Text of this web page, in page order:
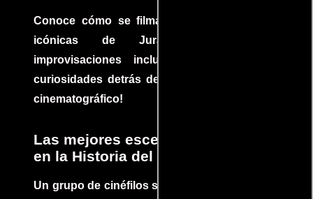
Conoce cómo se filmaron algunas escenas
icónicas de Jurassic Park, con
improvisaciones incluidas. ¡Descubre las
curiosidades detrás del rodaje de un clásico
cinematográfico!
Las mejores escenas de acción
en la Historia del cine
Un grupo de cinéfilos se juntaron para debatir